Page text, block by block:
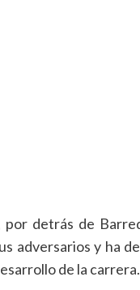
por detrás de
adversarios y ha
de la carrera.